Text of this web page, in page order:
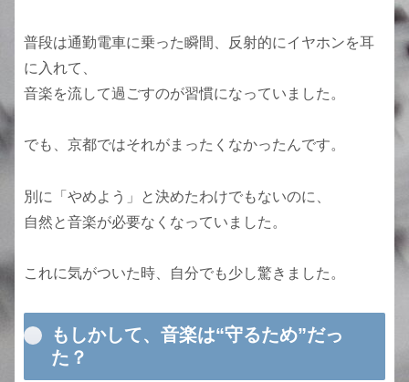
普段は通勤電車に乗った瞬間、反射的にイヤホンを耳
に入れて、
音楽を流して過ごすのが習慣になっていました。
でも、京都ではそれがまったくなかったんです。
別に「やめよう」と決めたわけでもないのに、
自然と音楽が必要なくなっていました。
これに気がついた時、自分でも少し驚きました。
もしかして、音楽は“守るため”だっ
た？